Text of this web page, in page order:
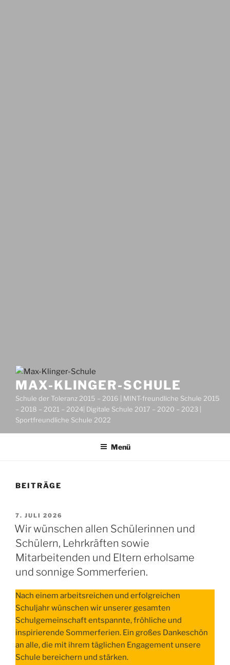
MAX-KLINGER-SCHULE
Schule der Toleranz 2015 – 2016 | MINT-freundliche Schule 2015
– 2018 – 2021 – 2024| Digitale Schule 2017 – 2020 – 2023 |
Sportfreundliche Schule 2022
Menü
BEITRÄGE
VERÖFFENTLICHT
AM
7. JULI 2026
Wir wünschen allen Schülerinnen und
Schülern, Lehrkräften sowie
Mitarbeitenden und Eltern erholsame
und sonnige Sommerferien.
Nach einem arbeitsreichen und erfolgreichen
Schuljahr wünschen wir unserer gesamten
Schulgemeinschaft entspannte, fröhliche und
inspirierende Sommerferien. Ein großes Dankeschön
an alle, die mit ihrem täglichen Engagement unsere
Schule bereichern und stärken.